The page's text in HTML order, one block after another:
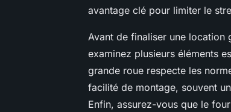
avantage clé pour limiter le
Avant de finaliser une location
examinez plusieurs éléments
grande roue respecte les
facilité de montage, souvent
Enfin, assurez-vous que le